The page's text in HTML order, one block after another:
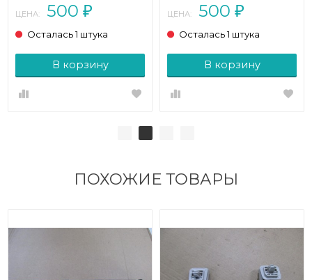
ЦЕНА: 500 ₽
Осталась 1 штука
В корзину
ЦЕНА: 500 ₽
Осталась 1 штука
В корзину
ПОХОЖИЕ ТОВАРЫ